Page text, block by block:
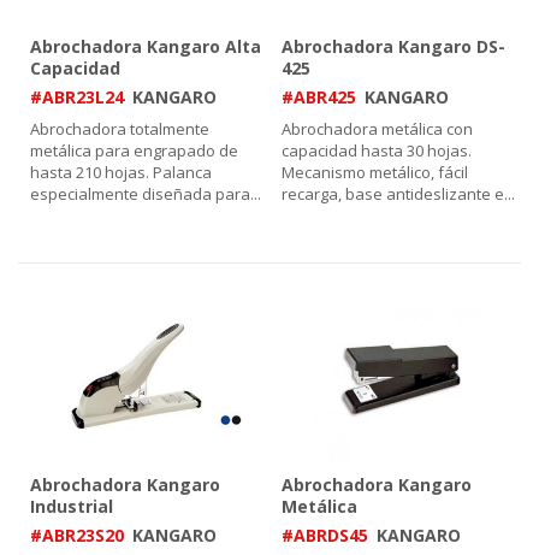
Abrochadora Kangaro Alta
Capacidad
#ABR23L24 KANGARO
Abrochadora totalmente
metálica para engrapado de
hasta 210 hojas. Palanca
especialmente diseñada para...
Abrochadora Kangaro DS-
425
#ABR425 KANGARO
Abrochadora metálica con
capacidad hasta 30 hojas.
Mecanismo metálico, fácil
recarga, base antideslizante e...
Abrochadora Kangaro
Industrial
#ABR23S20 KANGARO
Abrochadora Kangaro
Metálica
#ABRDS45 KANGARO